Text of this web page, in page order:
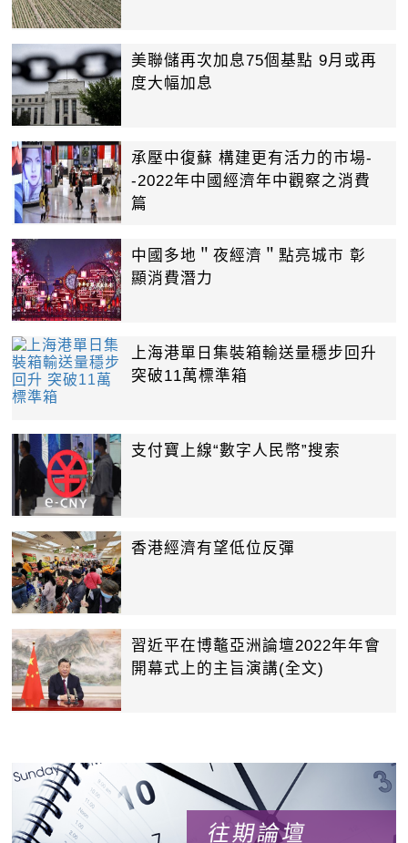
美聯儲再次加息75個基點 9月或再
度大幅加息
承壓中復蘇 構建更有活力的市場-
-2022年中國經濟年中觀察之消費
篇
中國多地＂夜經濟＂點亮城市 彰
顯消費潛力
上海港單日集裝箱輸送量穩步回升
突破11萬標準箱
支付寶上線“數字人民幣”搜索
香港經濟有望低位反彈
習近平在博鼇亞洲論壇2022年年會
開幕式上的主旨演講(全文)